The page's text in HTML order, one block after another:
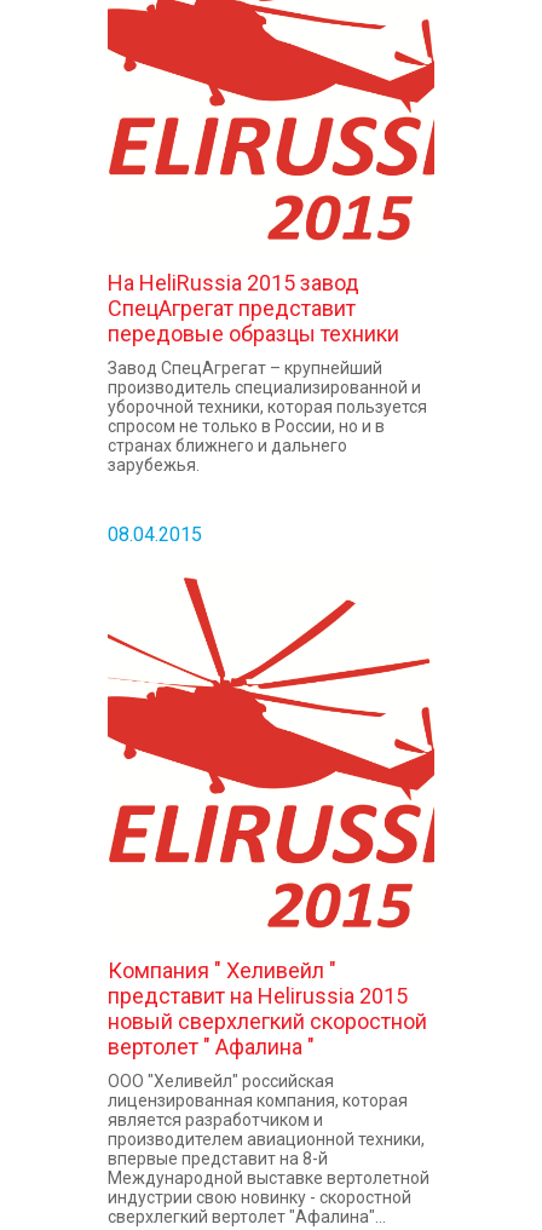
На HeliRussia 2015 завод
СпецАгрегат представит
передовые образцы техники
Завод СпецАгрегат – крупнейший
производитель специализированной и
уборочной техники, которая пользуется
спросом не только в России, но и в
странах ближнего и дальнего
зарубежья.
08.04.2015
Компания " Хеливейл "
представит на Helirussia 2015
новый сверхлегкий скоростной
вертолет " Афалина "
ООО "Хеливейл" российская
лицензированная компания, которая
является разработчиком и
производителем авиационной техники,
впервые представит на 8-й
Международной выставке вертолетной
индустрии свою новинку - скоростной
сверхлегкий вертолет "Афалина"...